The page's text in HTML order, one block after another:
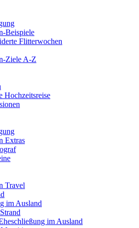
Beispiele
Flitterwochen
Ziele A-Z
Hochzeitsreise
Extras
Travel
im Ausland
im Ausland